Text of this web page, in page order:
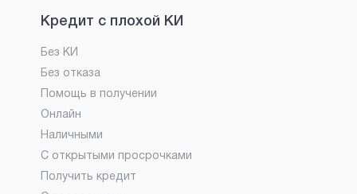
Кредит с плохой КИ
Без КИ
Без отказа
Помощь в получении
Онлайн
Наличными
С открытыми просрочками
Получить кредит